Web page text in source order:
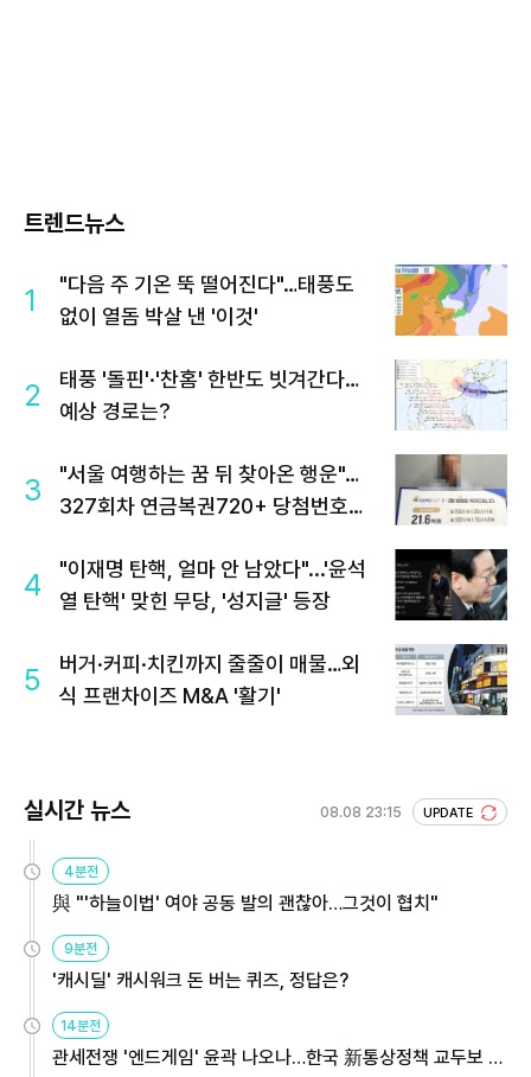
트렌드뉴스
1
"다음 주 기온 뚝 떨어진다"…태풍도
없이 열돔 박살 낸 '이것'
2
태풍 '돌핀'·'찬홈' 한반도 빗겨간다…
예상 경로는?
3
"서울 여행하는 꿈 뒤 찾아온 행운"…
327회차 연금복권720+ 당첨번호조
4
"이재명 탄핵, 얼마 안 남았다"...'윤석
열 탄핵' 맞힌 무당, '성지글' 등장
5
버거·커피·치킨까지 줄줄이 매물…외
식 프랜차이즈 M&A '활기'
실시간 뉴스 08.08 23:15 UPDATE
4분전
與 "'하늘이법' 여야 공동 발의 괜찮아…그것이 협치"
9분전
'캐시딜' 캐시워크 돈 버는 퀴즈, 정답은?
14분전
관세전쟁 '엔드게임' 윤곽 나오나…한국 新통상정책 교두보 활